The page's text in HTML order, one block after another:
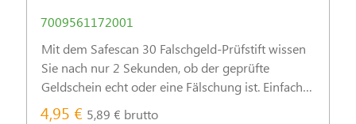
7009561172001
Mit dem Safescan 30 Falschgeld-Prüfstift wissen
Sie nach nur 2 Sekunden, ob der geprüfte
Geldschein echt oder eine Fälschung ist. Einfach
markieren und das Ergebnis sofort sehen!
4,95 € 5,89 € brutto